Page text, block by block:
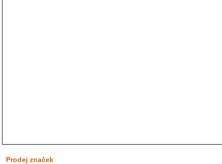
Prodej značek